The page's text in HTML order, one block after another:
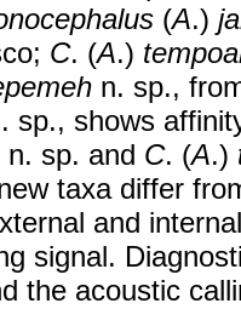
(A.)
C. (A.)
n. sp.,
sp., shows
n. sp. and C. (A.)
taxa differ
and
signal.
the acoustic